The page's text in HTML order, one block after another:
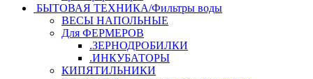
БЫТОВАЯ ТЕХНИКА/Фильтры воды
ВЕСЫ НАПОЛЬНЫЕ
Для ФЕРМЕРОВ
.ЗЕРНОДРОБИЛКИ
.ИНКУБАТОРЫ
КИПЯТИЛЬНИКИ